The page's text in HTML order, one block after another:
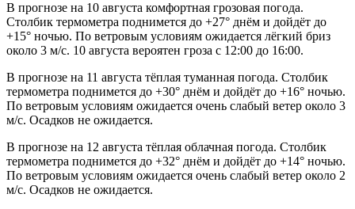
В прогнозе на 10 августа комфортная грозовая погода.
Столбик термометра поднимется до +27° днём и дойдёт до
+15° ночью. По ветровым условиям ожидается лёгкий бриз
около 3 м/с. 10 августа вероятен гроза с 12:00 до 16:00.
В прогнозе на 11 августа тёплая туманная погода. Столбик
термометра поднимется до +30° днём и дойдёт до +16° ночью.
По ветровым условиям ожидается очень слабый ветер около 3
м/с. Осадков не ожидается.
В прогнозе на 12 августа тёплая облачная погода. Столбик
термометра поднимется до +32° днём и дойдёт до +14° ночью.
По ветровым условиям ожидается очень слабый ветер около 2
м/с. Осадков не ожидается.